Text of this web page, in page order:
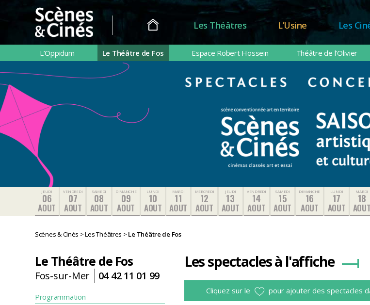
Scènes
&
Cinés
Les Théâtres L’Usine Les
L’Oppidum Le Théâtre de Fos Espace Robert Hossein Théâtre de l’Olivier
JEUDI
06
AOUT
VENDREDI
07
AOUT
SAMEDI
08
AOUT
DIMANCHE
09
AOUT
LUNDI
10
AOUT
MARDI
11
AOUT
MERCREDI
12
AOUT
JEUDI
13
AOUT
VENDREDI
14
AOUT
SAMEDI
15
AOUT
DIMANCHE
16
AOUT
LUNDI
17
AOUT
MARDI
18
AOUT
Scènes & Cinés >Les Théâtres > Le Théâtre de Fos
Le Théâtre de Fos
Fos-sur-Mer 04 42 11 01 99
Programmation
Les spectacles à l'affiche
Cliquez sur le pour ajouter des spectacles